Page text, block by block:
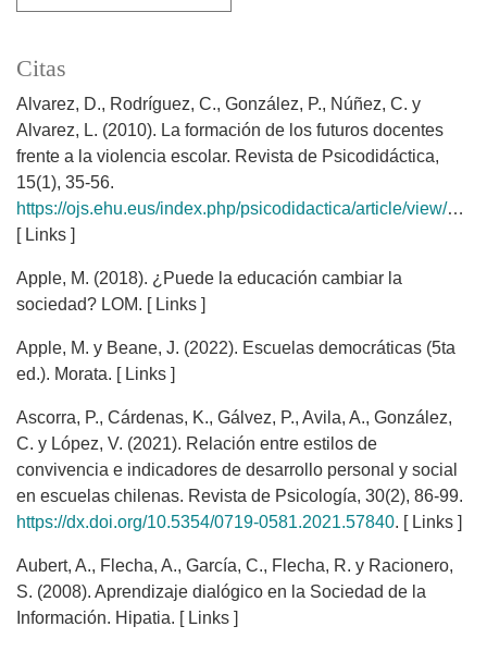
Citas
Alvarez, D., Rodríguez, C., González, P., Núñez, C. y
Alvarez, L. (2010). La formación de los futuros docentes
frente a la violencia escolar. Revista de Psicodidáctica,
15(1), 35-56.
https://ojs.ehu.eus/index.php/psicodidactica/article/view/733
[ Links ]
Apple, M. (2018). ¿Puede la educación cambiar la
sociedad? LOM. [ Links ]
Apple, M. y Beane, J. (2022). Escuelas democráticas (5ta
ed.). Morata. [ Links ]
Ascorra, P., Cárdenas, K., Gálvez, P., Avila, A., González,
C. y López, V. (2021). Relación entre estilos de
convivencia e indicadores de desarrollo personal y social
en escuelas chilenas. Revista de Psicología, 30(2), 86-99.
https://dx.doi.org/10.5354/0719-0581.2021.57840. [ Links ]
Aubert, A., Flecha, A., García, C., Flecha, R. y Racionero,
S. (2008). Aprendizaje dialógico en la Sociedad de la
Información. Hipatia. [ Links ]